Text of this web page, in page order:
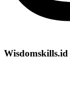
Wisdomskills.id